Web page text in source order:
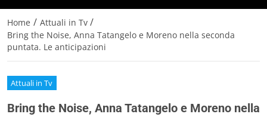
Home / Attuali in Tv /
Bring the Noise, Anna Tatangelo e Moreno nella seconda
puntata. Le anticipazioni
Attuali in Tv
Bring the Noise, Anna Tatangelo e Moreno nella